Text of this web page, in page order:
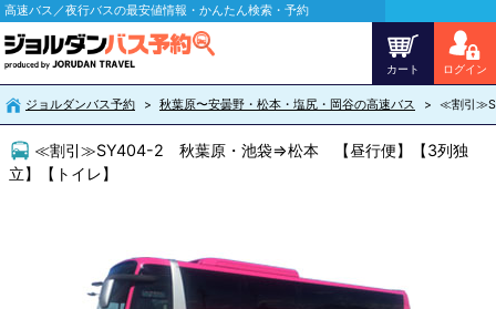
高速バス／夜行バスの最安値情報・かんたん検索・予約
カート ログイン
ジョルダンバス予約 秋葉原〜安曇野・松本・塩尻・岡谷の高速バス ≪割引
≪割引≫SY404-2 秋葉原・池袋⇒松本 【昼行便】【3列独
立】【トイレ】